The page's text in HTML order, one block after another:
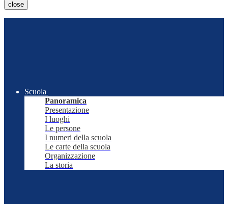
close
Scuola
Panoramica
Presentazione
I luoghi
Le persone
I numeri della scuola
Le carte della scuola
Organizzazione
La storia